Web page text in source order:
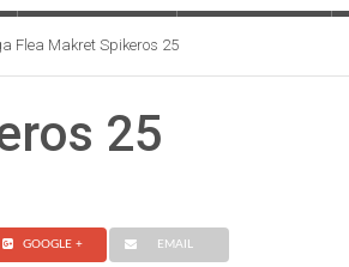
Flea Makret Spikeros 25
25
GOOGLE + EMAIL